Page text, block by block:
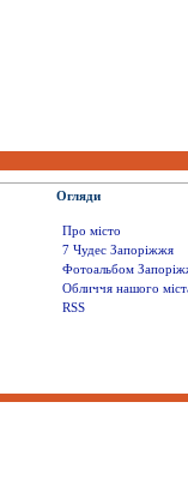
Огляди
Про місто
7 Чудес Запоріжжя
Фотоальбом
Обличчя нашого
RSS